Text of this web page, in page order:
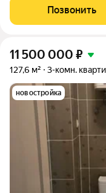
клубного дома: Закрытая территория с охраной 24/7,Позвонить
11 500 000 ₽
127,6 м² 3-комн.
новостройка